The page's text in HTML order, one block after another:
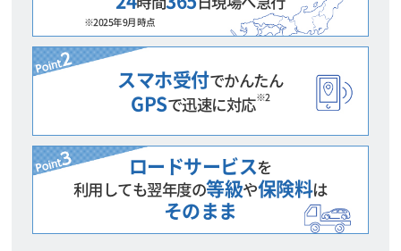
※2025年9月時点
スマホ受付でかんたん
GPSで迅速に対応※2
ロードサービスを
利用しても翌年度の等級や保険料は
そのまま